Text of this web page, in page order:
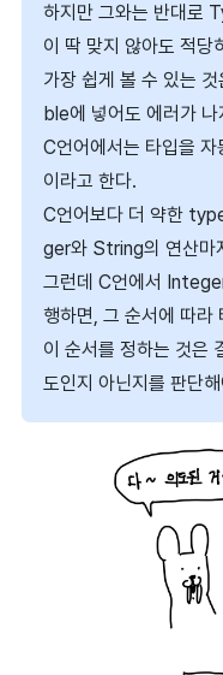
하지만 그와는 반대로
이 딱 맞지 않아도 적당
가장 쉽게 볼 수 있는
ble에 넣어도 에러가 나
C언어에서는 타입을
이라고 한다.
C언어보다 더 약한
ger와 String의 연산마
그런데 C언에서
행하면, 그 순서에 따라
이 순서를 정하는 것은
도인지 아닌지를 판단